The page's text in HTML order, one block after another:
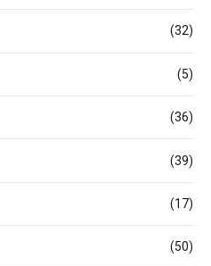
(32)
(5)
(36)
(39)
(17)
(50)